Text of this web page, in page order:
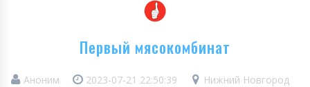
Первый мясокомбинат
Аноним 2023-07-21 22:50:39
Нижний Новгород